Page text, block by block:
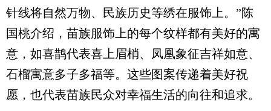
针线将自然万物、民族历史等绣在服饰上。”陈
国桃介绍，苗族服饰上的每个纹样都有美好的寓
意，如喜鹊代表喜上眉梢、凤凰象征吉祥如意、
石榴寓意多子多福等。这些图案传递着美好祝
愿，也代表苗族民众对幸福生活的向往和追求。